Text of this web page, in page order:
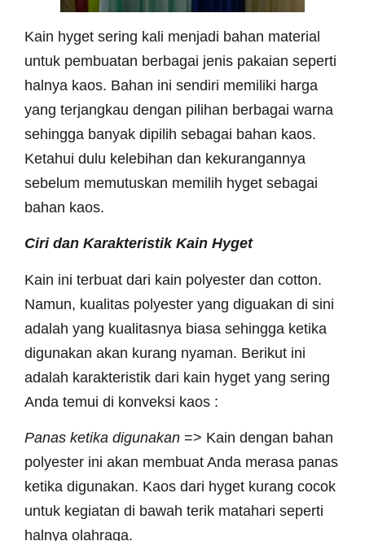
Kain hyget sering kali menjadi bahan material
untuk pembuatan berbagai jenis pakaian seperti
halnya kaos. Bahan ini sendiri memiliki harga
yang terjangkau dengan pilihan berbagai warna
sehingga banyak dipilih sebagai bahan kaos.
Ketahui dulu kelebihan dan kekurangannya
sebelum memutuskan memilih hyget sebagai
bahan kaos.
Ciri dan Karakteristik Kain Hyget
Kain ini terbuat dari kain polyester dan cotton.
Namun, kualitas polyester yang diguakan di sini
adalah yang kualitasnya biasa sehingga ketika
digunakan akan kurang nyaman. Berikut ini
adalah karakteristik dari kain hyget yang sering
Anda temui di konveksi kaos :
Panas ketika digunakan => Kain dengan bahan
polyester ini akan membuat Anda merasa panas
ketika digunakan. Kaos dari hyget kurang cocok
untuk kegiatan di bawah terik matahari seperti
halnya olahraga.